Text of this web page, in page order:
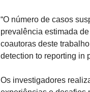
“O número de casos
prevalência estimada
coautoras deste
detection to reporting in
Os investigadores